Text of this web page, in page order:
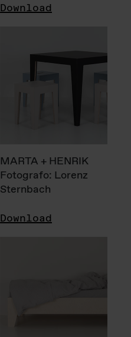
Download
MARTA + HENRIK
Fotografo: Lorenz
Sternbach
Download